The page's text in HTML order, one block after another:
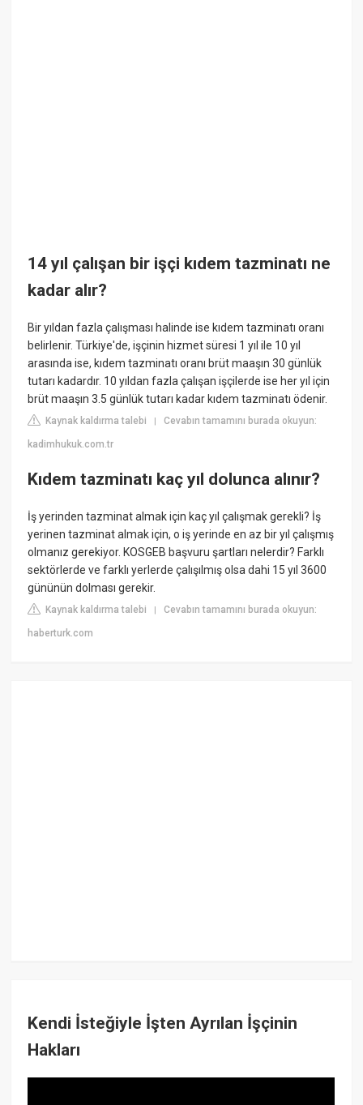
14 yıl çalışan bir işçi kıdem tazminatı ne
kadar alır?
Bir yıldan fazla çalışması halinde ise kıdem tazminatı oranı
belirlenir. Türkiye'de, işçinin hizmet süresi 1 yıl ile 10 yıl
arasında ise, kıdem tazminatı oranı brüt maaşın 30 günlük
tutarı kadardır. 10 yıldan fazla çalışan işçilerde ise her yıl için
brüt maaşın 3.5 günlük tutarı kadar kıdem tazminatı ödenir.
Kaynak kaldırma talebi |Cevabın tamamını burada okuyun:
kadimhukuk.com.tr
Kıdem tazminatı kaç yıl dolunca alınır?
İş yerinden tazminat almak için kaç yıl çalışmak gerekli? İş
yerinen tazminat almak için, o iş yerinde en az bir yıl çalışmış
olmanız gerekiyor. KOSGEB başvuru şartları nelerdir? Farklı
sektörlerde ve farklı yerlerde çalışılmış olsa dahi 15 yıl 3600
gününün dolması gerekir.
Kaynak kaldırma talebi |Cevabın tamamını burada okuyun:
haberturk.com
Kendi İsteğiyle İşten Ayrılan İşçinin
Hakları